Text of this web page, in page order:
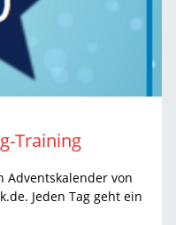
Training
Adventskalender von
Jeden Tag geht ein